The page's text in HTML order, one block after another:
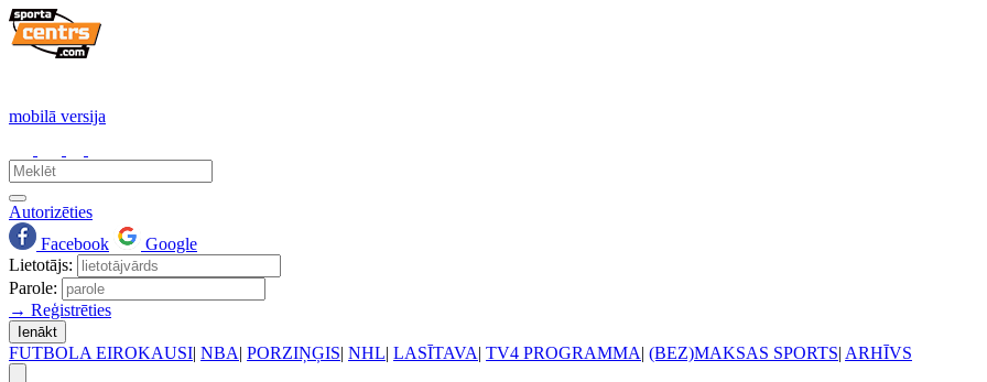
mobilā versija
Autorizēties
Facebook
Google
Lietotājs:
Parole:
→ Reģistrēties
Ienākt
FUTBOLA EIROKAUSI| NBA| PORZIŅĢIS| NHL| LASĪTAVA| TV4 PROGRAMMA| (BEZ)MAKSAS SPORTS| ARHĪVS